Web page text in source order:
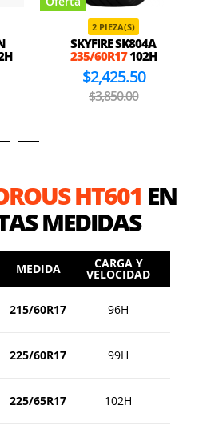
2 PIEZA(S)
SKYFIRE SK804A
235/60R17102H
$2,425.50
$3,850.00
HT601 EN
MEDIDAS
MEDIDA CARGA Y
VELOCIDAD
215/60R17 96H
225/60R17 99H
225/65R17 102H